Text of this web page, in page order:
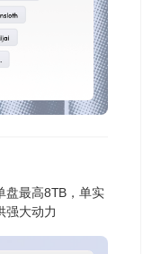
盘最高8TB，单实
强大动力